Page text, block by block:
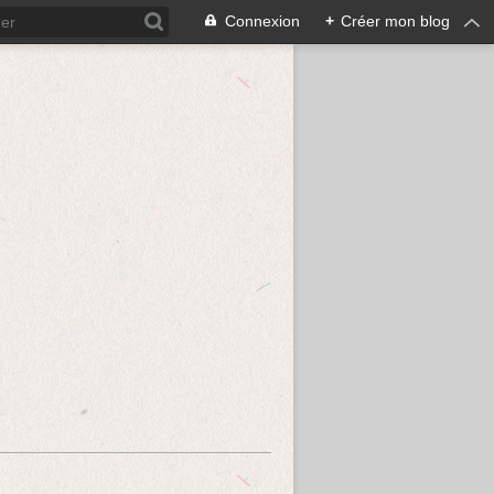
Connexion + Créer mon blog